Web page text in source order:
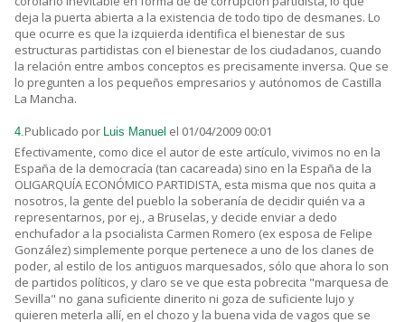
deja la puerta abierta a la existencia de todo tipo de desmanes. Lo
que ocurre es que la izquierda identifica el bienestar de sus
estructuras partidistas con el bienestar de los ciudadanos, cuando
la relación entre ambos conceptos es precisamente inversa. Que se
lo pregunten a los pequeños empresarios y autónomos de Castilla
La Mancha.
4.Publicado por Luis Manuel el 01/04/2009 00:01
Efectivamente, como dice el autor de este artículo, vivimos no en la
España de la democracía (tan cacareada) sino en la España de la
OLIGARQUÍA ECONÓMICO PARTIDISTA, esta misma que nos quita a
nosotros, la gente del pueblo la soberanía de decidir quién va a
representarnos, por ej., a Bruselas, y decide enviar a dedo
enchufador a la psocialista Carmen Romero (ex esposa de Felipe
González) simplemente porque pertenece a uno de los clanes de
poder, al estilo de los antiguos marquesados, sólo que ahora lo son
de partidos políticos, y claro se ve que esta pobrecita "marquesa de
Sevilla" no gana suficiente dinerito ni goza de suficiente lujo y
quieren meterla allí, en el chozo y la buena vida de vagos que se